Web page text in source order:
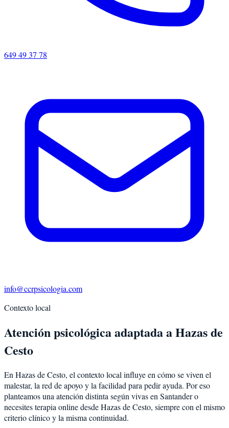
649 49 37 78
info@ccrpsicologia.com
Contexto local
Atención psicológica adaptada a Hazas de
Cesto
En Hazas de Cesto, el contexto local influye en cómo se viven el
malestar, la red de apoyo y la facilidad para pedir ayuda. Por eso
planteamos una atención distinta según vivas en Santander o
necesites terapia online desde Hazas de Cesto, siempre con el mismo
criterio clínico y la misma continuidad.